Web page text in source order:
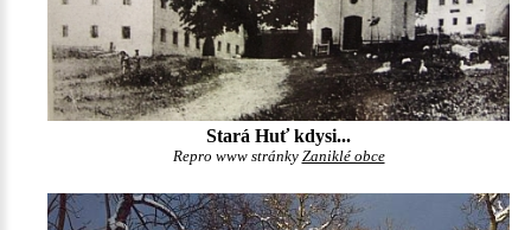
Stará Huť kdysi...
Repro www stránky Zaniklé obce